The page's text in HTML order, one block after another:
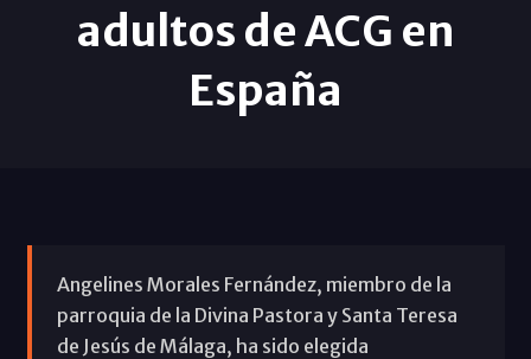
adultos de ACG en
España
Angelines Morales Fernández, miembro de la
parroquia de la Divina Pastora y Santa Teresa
de Jesús de Málaga, ha sido elegida